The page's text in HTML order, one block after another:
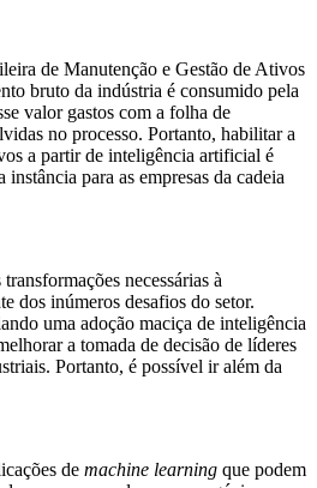
de Manutenção e Gestão de Ativos
bruto da indústria é consumido pela
valor gastos com a folha de
no processo. Portanto, habilitar a
a partir de inteligência artificial é
para as empresas da cadeia
necessárias à
dos inúmeros desafios do setor.
uma adoção maciça de inteligência
a tomada de decisão de líderes
Portanto, é possível ir além da
de machine learning que podem